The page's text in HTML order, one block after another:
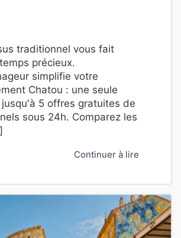
traditionnel vous fait
précieux.
simplifie votre
Chatou : une seule
5 offres gratuites de
sous 24h. Comparez les
Continuer à lire